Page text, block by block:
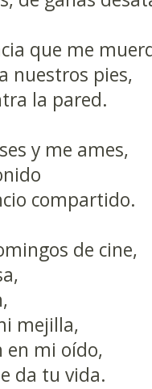
que me
nuestros pies,
la pared.
y me ames,
compartido.
de cine,
mejilla,
en mi oído,
da tu vida.